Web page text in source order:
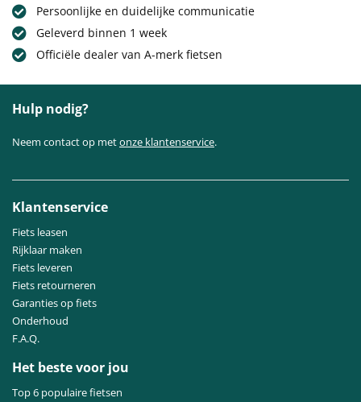
Persoonlijke en duidelijke communicatie
Geleverd binnen 1 week
Officiële dealer van A-merk fietsen
Hulp nodig?
Neem contact op metonze klantenservice.
Klantenservice
Fiets leasen
Rijklaar maken
Fiets leveren
Fiets retourneren
Garanties op fiets
Onderhoud
F.A.Q.
Het beste voor jou
Top 6 populaire fietsen